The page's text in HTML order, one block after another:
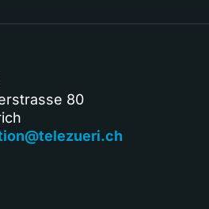
80